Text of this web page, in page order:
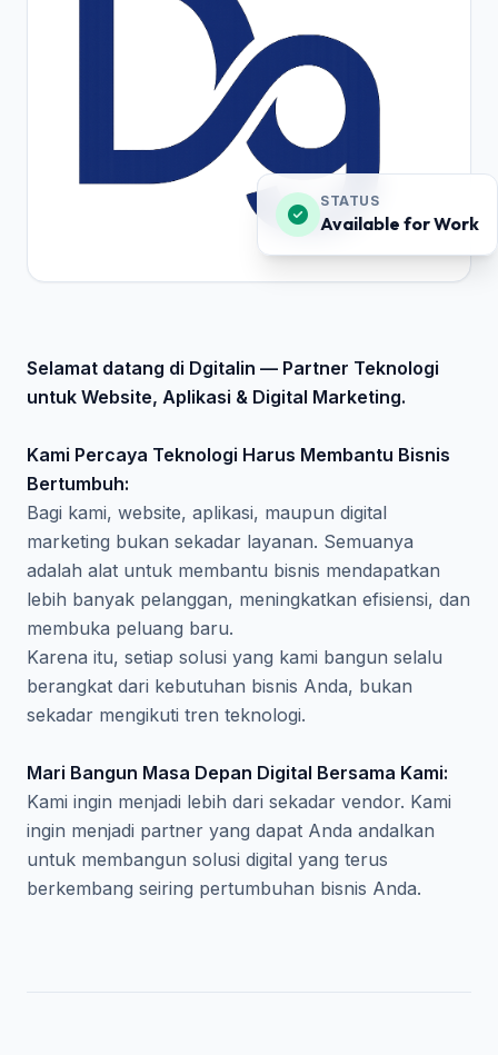
STATUS
Available for Work
Selamat datang di DgitaIin — Partner Teknologi
untuk Website, Aplikasi & Digital Marketing.
Kami Percaya Teknologi Harus Membantu Bisnis
Bertumbuh:
Bagi kami, website, aplikasi, maupun digital
marketing bukan sekadar layanan. Semuanya
adalah alat untuk membantu bisnis mendapatkan
lebih banyak pelanggan, meningkatkan efisiensi, dan
membuka peluang baru.
Karena itu, setiap solusi yang kami bangun selalu
berangkat dari kebutuhan bisnis Anda, bukan
sekadar mengikuti tren teknologi.
Mari Bangun Masa Depan Digital Bersama Kami:
Kami ingin menjadi lebih dari sekadar vendor. Kami
ingin menjadi partner yang dapat Anda andalkan
untuk membangun solusi digital yang terus
berkembang seiring pertumbuhan bisnis Anda.